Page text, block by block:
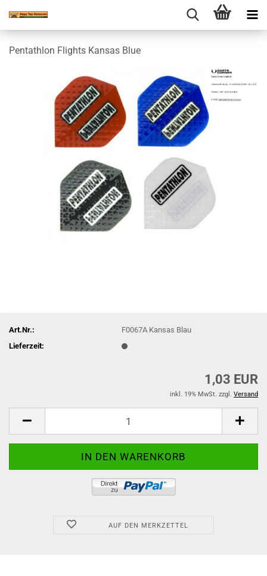
Pentathlon Flights Kansas Blue
Art.Nr.:
F0067A Kansas Blau
Lieferzeit:
1,03 EUR
inkl. 19% MwSt. zzgl. Versand
AUF DEN MERKZETTEL